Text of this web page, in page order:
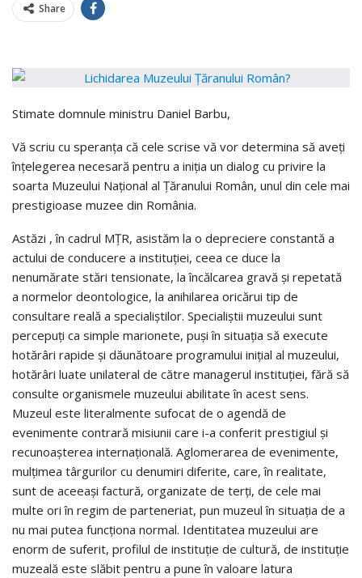
Share
Stimate domnule ministru Daniel Barbu,
Vă scriu cu speranţa că cele scrise vă vor determina să aveţi
înţelegerea necesară pentru a iniţia un dialog cu privire la
soarta Muzeului Naţional al Ţăranului Român, unul din cele mai
prestigioase muzee din România.
Astăzi , în cadrul MŢR, asistăm la o depreciere constantă a
actului de conducere a instituţiei, ceea ce duce la
nenumărate stări tensionate, la încălcarea gravă şi repetată
a normelor deontologice, la anihilarea oricărui tip de
consultare reală a specialiştilor. Specialiştii muzeului sunt
percepuţi ca simple marionete, puşi în situaţia să execute
hotărâri rapide şi dăunătoare programului iniţial al muzeului,
hotărâri luate unilateral de către managerul instituţiei, fără să
consulte organismele muzeului abilitate în acest sens.
Muzeul este literalmente sufocat de o agendă de
evenimente contrară misiunii care i-a conferit prestigiul şi
recunoaşterea internaţională. Aglomerarea de evenimente,
mulţimea târgurilor cu denumiri diferite, care, în realitate,
sunt de aceeaşi factură, organizate de terţi, de cele mai
multe ori în regim de parteneriat, pun muzeul în situaţia de a
nu mai putea funcţiona normal. Identitatea muzeului are
enorm de suferit, profilul de instituţie de cultură, de instituţie
muzeală este slăbit pentru a pune în valoare latura